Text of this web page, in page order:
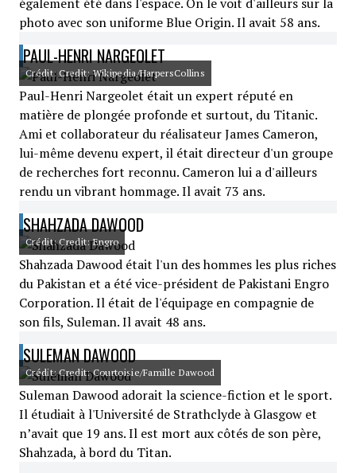
photo avec son uniforme Blue Origin. Il avait 58 ans.
PAUL-HENRI NARGEOLET
Crédit: Credit: Wikipedia/HarpersCollins
Paul-Henri Nargeolet était un expert réputé en
matière de plongée profonde et surtout, du Titanic.
Ami et collaborateur du réalisateur James Cameron,
lui-même devenu expert, il était directeur d'un groupe
de recherches fort reconnu. Cameron lui a d'ailleurs
rendu un vibrant hommage. Il avait 73 ans.
SHAHZADA DAWOOD
Crédit: Credit: Engro
Shahzada Dawood était l'un des hommes les plus riches
du Pakistan et a été vice-président de Pakistani Engro
Corporation. Il était de l'équipage en compagnie de
son fils, Suleman. Il avait 48 ans.
SULEMAN DAWOOD
Crédit: Credit: Courtoisie/Famille Dawood
Suleman Dawood adorait la science-fiction et le sport.
Il étudiait à l'Université de Strathclyde à Glasgow et
n’avait que 19 ans. Il est mort aux côtés de son père,
Shahzada, à bord du Titan.